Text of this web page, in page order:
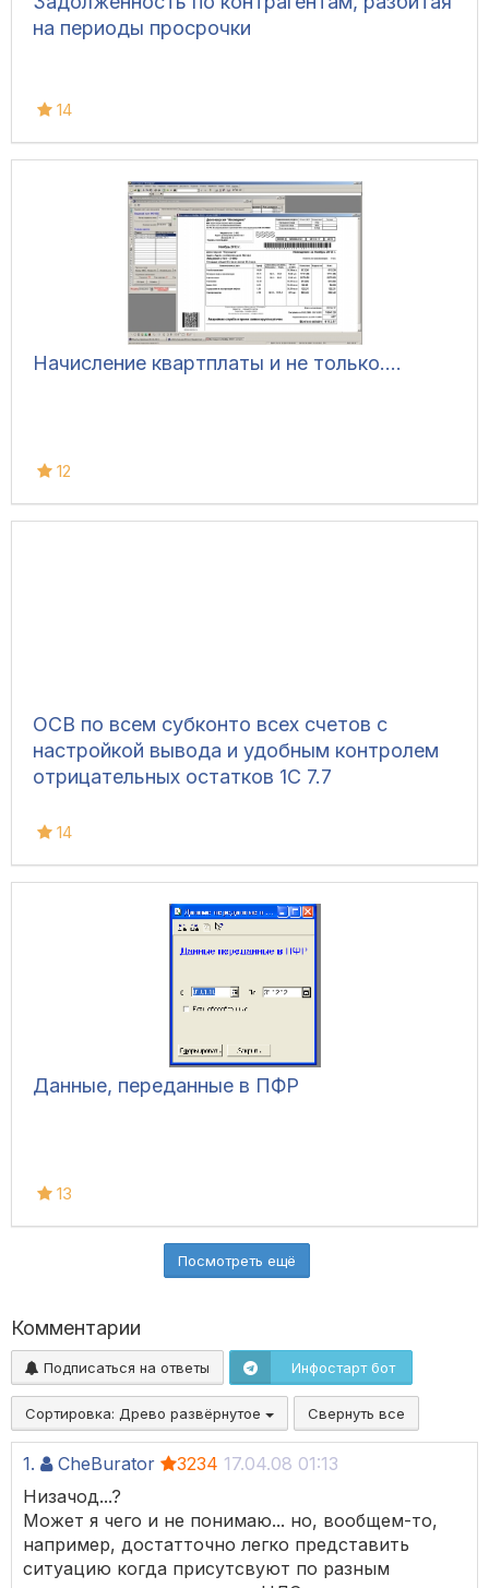
на периоды просрочки
14
Начисление квартплаты и не только....
12
ОСВ по всем субконто всех счетов с
настройкой вывода и удобным контролем
отрицательных остатков 1С 7.7
14
Данные, переданные в ПФР
13
Посмотреть ещё
Комментарии
Подписаться на ответы Инфостарт бот
Сортировка: Древо развёрнутое Свернуть все
1. CheBurator 3234 17.04.08 01:13
Низачод...?
Может я чего и не понимаю... но, вообщем-то,
например, достатточно легко представить
ситуацию когда присутсвуют по разным